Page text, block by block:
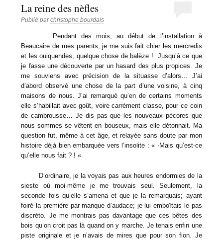
La reine des nèfles
Publié parchristophe bourdais
Pendant des mois, au début de l’installation à
Beaucaire de mes parents, je me suis fait chier les mercredis
et les ouiquendes, quelque chose de balèze ! Jusqu’à ce que
je fasse une découverte par un hasard des plus propices. Je
me souviens avec précision de la situasse d’alors… J’ai
d’abord observé une chose de la part d’une voisine, à cinq
maisons de nous. J’ai remarqué qu’en de certains moments
elle s’habillait avec goût, voire carrément classe, pour ce coin
de cambrousse… Je dis pas que les nouveaux pécores que
nous sommes se vêtent en bouseux, mais elle détonnait. Ma
question fut, même à cet âge, et relayée sans doute par mon
histoire déjà bien embarquée vers l’insolite : « -Mais qu’est-ce
qu’elle nous fait ? ! «
D’ordinaire, je la voyais pas aux heures endormies de la
sieste où moi-même je me trouvais seul. Seulement, la
seconde fois qu’elle s’amena et que je la remarquais; ayant
foiré la première par manque d’audace; je lui emboîtais le pas
discréto. Je me montrais pas davantage que ces bêtes des
bois qu’on croit pas là quand on y marche. Je tenais enfin une
piste originale et je n’avais de mires que pour son fion. Je